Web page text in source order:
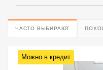
ЧАСТО ВЫБИРАЮТ
Можно в кредит